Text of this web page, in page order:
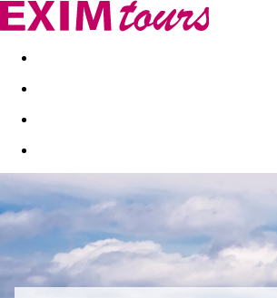
Akční nabídky Last minute